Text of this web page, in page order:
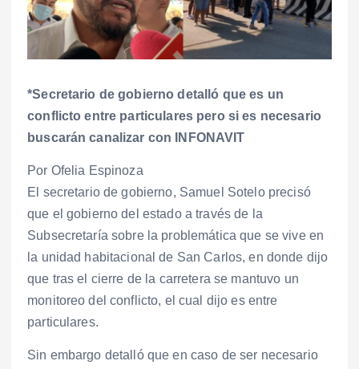
*Secretario de gobierno detalló que es un
conflicto entre particulares pero si es necesario
buscarán canalizar con INFONAVIT
Por Ofelia Espinoza
El secretario de gobierno, Samuel Sotelo precisó
que el gobierno del estado a través de la
Subsecretaría sobre la problemática que se vive en
la unidad habitacional de San Carlos, en donde dijo
que tras el cierre de la carretera se mantuvo un
monitoreo del conflicto, el cual dijo es entre
particulares.
Sin embargo detalló que en caso de ser necesario